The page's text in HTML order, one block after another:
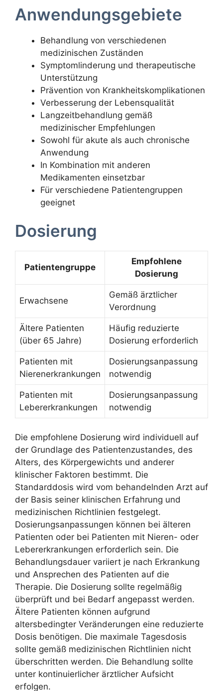
Anwendungsgebiete
Behandlung von verschiedenen
medizinischen Zuständen
Symptomlinderung und therapeutische
Unterstützung
Prävention von Krankheitskomplikationen
Verbesserung der Lebensqualität
Langzeitbehandlung gemäß
medizinischer Empfehlungen
Sowohl für akute als auch chronische
Anwendung
In Kombination mit anderen
Medikamenten einsetzbar
Für verschiedene Patientengruppen
geeignet
Dosierung
Patientengruppe
Empfohlene
Dosierung
Erwachsene
Gemäß ärztlicher
Verordnung
Ältere Patienten
(über 65 Jahre)
Häufig reduzierte
Dosierung erforderlich
Patienten mit
Nierenerkrankungen
Dosierungsanpassung
notwendig
Patienten mit
Lebererkrankungen
Dosierungsanpassung
notwendig
Die empfohlene Dosierung wird individuell auf
der Grundlage des Patientenzustandes, des
Alters, des Körpergewichts und anderer
klinischer Faktoren bestimmt. Die
Standarddosis wird vom behandelnden Arzt auf
der Basis seiner klinischen Erfahrung und
medizinischen Richtlinien festgelegt.
Dosierungsanpassungen können bei älteren
Patienten oder bei Patienten mit Nieren- oder
Lebererkrankungen erforderlich sein. Die
Behandlungsdauer variiert je nach Erkrankung
und Ansprechen des Patienten auf die
Therapie. Die Dosierung sollte regelmäßig
überprüft und bei Bedarf angepasst werden.
Ältere Patienten können aufgrund
altersbedingter Veränderungen eine reduzierte
Dosis benötigen. Die maximale Tagesdosis
sollte gemäß medizinischen Richtlinien nicht
überschritten werden. Die Behandlung sollte
unter kontinuierlicher ärztlicher Aufsicht
erfolgen.